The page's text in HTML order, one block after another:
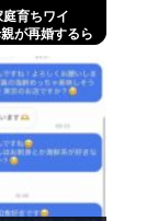
・主な情報源
露「あまりに
イベント来店
育ちワイ
が再婚するら